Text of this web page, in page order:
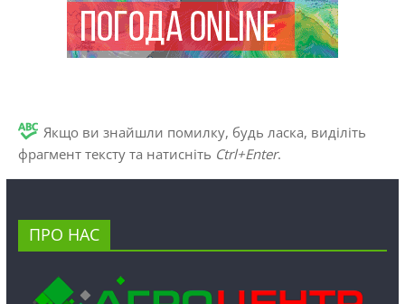
Якщо ви знайшли помилку, будь ласка, виділіть
фрагмент тексту та натисніть Ctrl+Enter.
ПРО НАС